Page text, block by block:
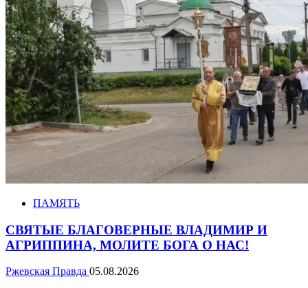
ПАМЯТЬ
СВЯТЫЕ БЛАГОВЕРНЫЕ ВЛАДИМИР И
АГРИППИНА, МОЛИТЕ БОГА О НАС!
Ржевская Правда 05.08.2026